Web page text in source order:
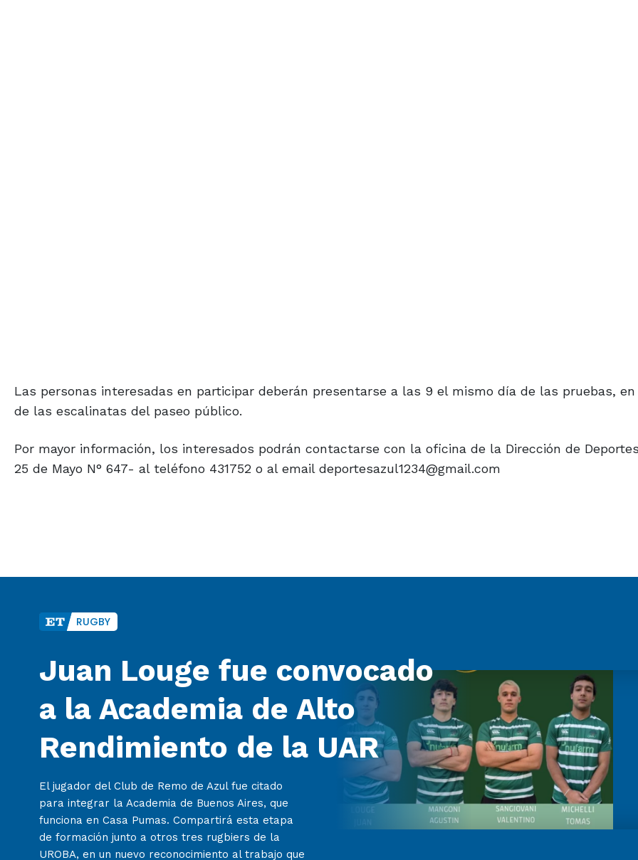
Las personas interesadas en participar deberán presentarse a las 9 el mismo día de las pruebas,
de las escalinatas del paseo público.
Por mayor información, los interesados podrán contactarse con la oficina de la Dirección de
25 de Mayo N° 647- al teléfono 431752 o al email deportesazul1234@gmail.com
RUGBY
Juan Louge fue convocado
a la Academia de Alto
Rendimiento de la UAR
El jugador del Club de Remo de Azul fue citado
para integrar la Academia de Buenos Aires, que
funciona en Casa Pumas. Compartirá esta etapa
de formación junto a otros tres rugbiers de la
UROBA, en un nuevo reconocimiento al trabajo que